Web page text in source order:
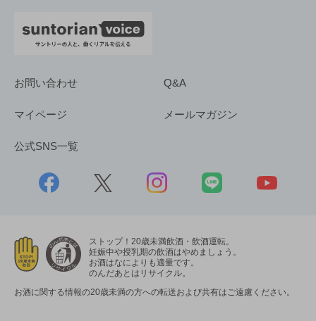
お問い合わせ Q&A
マイページ メールマガジン
公式SNS一覧
ストップ！20歳未満飲酒・飲酒運転。
妊娠中や授乳期の飲酒はやめましょう。
お酒はなによりも適量です。
のんだあとはリサイクル。
お酒に関する情報の20歳未満の方への転送および共有はご遠慮ください。